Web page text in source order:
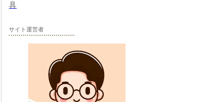
具
サイト運営者